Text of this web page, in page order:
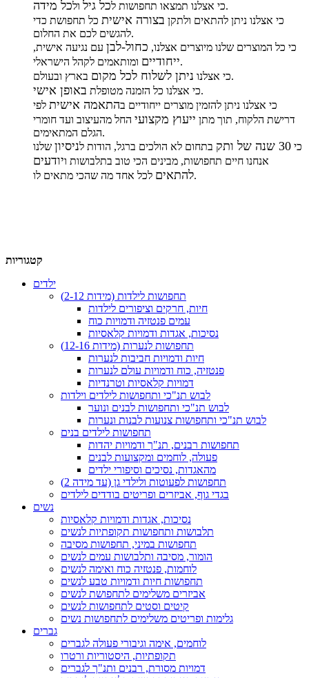
כי אצלנו תמצאו תחפושות לכל גיל ולכל מידה
.
כי אצלנו ניתן להתאים ולתקן בצורה אישית כל תחפושת כדי
להגשים לכם את החלום.
כי כל המוצרים שלנו מיוצרים אצלנו, כחול-לבן עם נגיעה אישית,
ייחודייםומותאמים לקהל הישראלי.
כי אצלנו ניתן לשלוח לכל מקום
בארץ ובעולם.
כי אצלנו כל הזמנה מטופלת באופן אישי
.
כי אצלנו ניתן להזמין מוצרים ייחודיים בהתאמה אישית לפי
דרישת הלקוח, תוך מתן ייעוץ מקצועי החל מהעיצוב ועד חומרי
הגלם המתאימים.
כי 30 שנה של ותק בתחום לא הולכים ברגל, הודות לניסיון שלנו
אנחנו חיים תחפושות, מבינים הכי טוב בתלבושות ויודעים
להתאיםלכל אחד מה שהכי מתאים לו.
קטגוריות
ילדים
תחפושות לילדות (מידות 2-12)
חיות, חרקים וציפורים לילדות
עמים פנטזיה ודמויות כוח
נסיכות, אגדות ודמויות קלאסיות
תחפושות לנערות (מידות 12-16)
חיות ודמויות חביבות לנערות
פנטזיה, כוח ודמויות עולם לנערות
דמויות קלאסיות וטרנדיות
לבוש תנ"כי ותחפושות לילדים וילדות
לבוש תנ"כי ותחפושות לבנים ונוער
לבוש תנ"כי ותחפושות צנועות לבנות ונערות
תחפושות לילדים בנים
תחפושות רבנים, תנ"ך ודמויות יהדות
פעולה, לוחמים ומקצועות לבנים
מהאגדות, נסיכים וסיפורי ילדים
תחפושות לפעוטות ולילדי גן (עד מידה 2)
בגדי גוף, אביזרים ופריטים בודדים לילדים
נשים
נסיכות, אגדות ודמויות קלאסיות
תלבושות ותחפושות תקופתיות לנשים
תחפושות במיני, תחפושות מסיבה
הומור, מסיבה ותלבושות עמים לנשים
לוחמות, פנטזיה כוח ואימה לנשים
תחפושות חיות ודמויות טבע לנשים
אביזרים משלימים לתחפושת לנשים
קיטים וסטים לתחפושות לנשים
גלימות ופריטים משלימים לתחפושות נשים
גברים
לוחמים, אימה וגיבורי פעולה לגברים
תקופתיות, היסטוריות ורטרו
דמויות מסורת, רבנים ותנ"ך לגברים